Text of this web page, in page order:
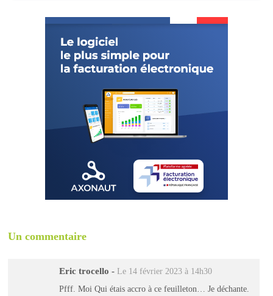
Un commentaire
Eric trocello - Le 14 février 2023 à 14h30
Pfff. Moi Qui étais accro à ce feuilleton… Je déchante.